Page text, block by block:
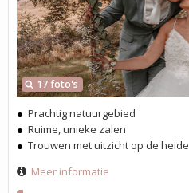
17 foto's
Prachtig natuurgebied
Ruime, unieke zalen
Trouwen met uitzicht op de heide
Meer informatie